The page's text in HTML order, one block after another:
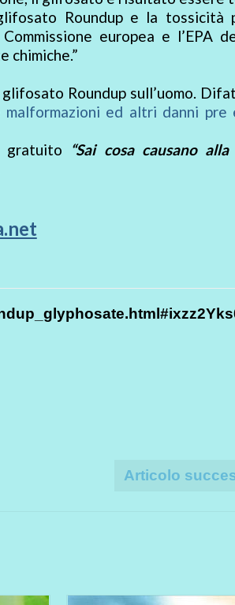
Roundup e la tossicità
europea e l’EPA
chimiche.”
Roundup sull’uomo.
malformazioni ed altri danni pre
gratuito
“Sai cosa causano
Articolo